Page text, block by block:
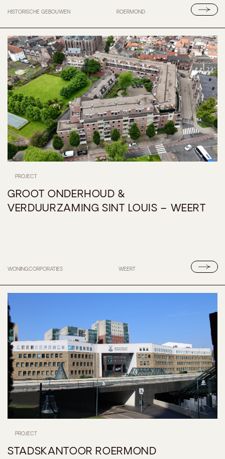
HISTORISCHE GEBOUWEN ROERMOND
PROJECT
GROOT ONDERHOUD &
VERDUURZAMING SINT LOUIS – WEERT
WONINGCORPORATIES WEERT
PROJECT
STADSKANTOOR ROERMOND